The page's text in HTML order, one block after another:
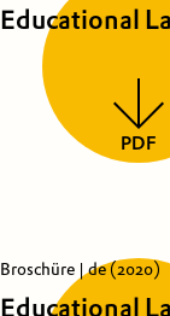
Educational
PDF
Broschüre | de (2020)
Educational